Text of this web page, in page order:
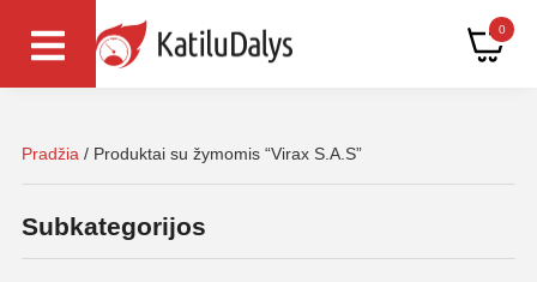
0
Pradžia / Produktai su žymomis “Virax S.A.S”
Subkategorijos